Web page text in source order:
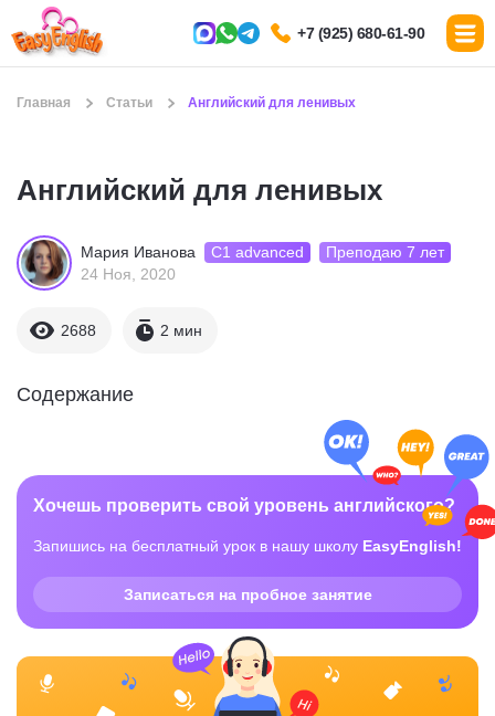
+7 (925) 680-61-90
Главная Статьи Английский для ленивых
Английский для ленивых
Мария Иванова С1 advanced
Преподаю 7 лет
24 Ноя, 2020
2688 2 мин
Содержание
Хочешь проверить свой уровень английского?
Запишись на бесплатный урок в нашу школу EasyEnglish!
Записаться на пробное занятие